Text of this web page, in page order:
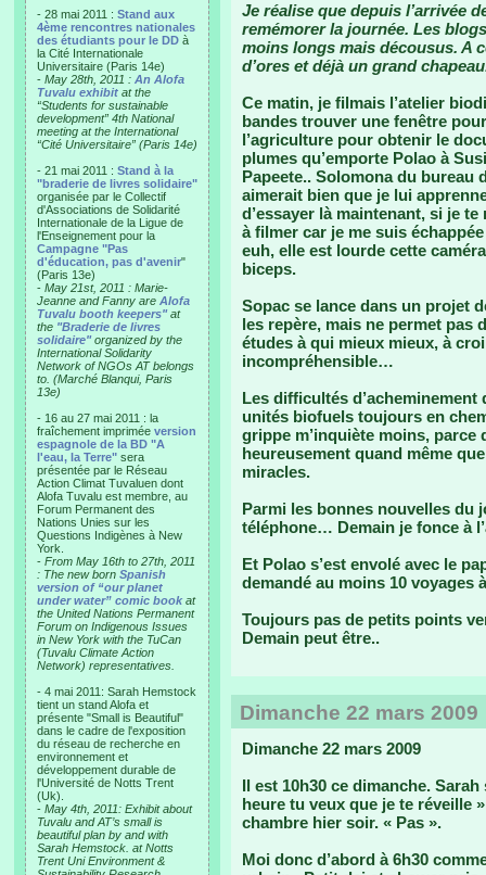
- 28 mai 2011 : Stand aux
4ème rencontres nationales
des étudiants pour le DD à
la Cité Internationale
Universitaire (Paris 14e)
- May 28th, 2011 : An Alofa
Tuvalu exhibit at the
“Students for sustainable
development” 4th National
meeting at the International
“Cité Universitaire” (Paris 14e)
- 21 mai 2011 : Stand à la
"braderie de livres solidaire"
organisée par le Collectif
d'Associations de Solidarité
Internationale de la Ligue de
l'Enseignement pour la
Campagne "Pas
d'éducation, pas d'avenir"
(Paris 13e)
- May 21st, 2011 : Marie-
Jeanne and Fanny are Alofa
Tuvalu booth keepers"at
the "Braderie de livres
solidaire"organized by the
International Solidarity
Network of NGOs AT belongs
to. (Marché Blanqui, Paris
13e)
- 16 au 27 mai 2011 : la
fraîchement imprimée version
espagnole de la BD "A
l'eau, la Terre" sera
présentée par le Réseau
Action Climat Tuvaluen dont
Alofa Tuvalu est membre, au
Forum Permanent des
Nations Unies sur les
Questions Indigènes à New
York.
- From May 16th to 27th, 2011
: The new born Spanish
version of “our planet
under water” comic book at
the United Nations Permanent
Forum on Indigenous Issues
in New York with the TuCan
(Tuvalu Climate Action
Network) representatives.
- 4 mai 2011: Sarah Hemstock
tient un stand Alofa et
présente "Small is Beautiful"
dans le cadre de l'exposition
du réseau de recherche en
environnement et
développement durable de
l'Université de Notts Trent
(Uk).
- May 4th, 2011: Exhibit about
Tuvalu and AT’s small is
beautiful plan by and with
Sarah Hemstock. at Notts
Trent Uni Environment &
Je réalise que depuis l’arrivée
remémorer la journée. Les
moins longs mais décousus. A
d’ores et déjà un grand
Ce matin, je filmais l’atelier
bandes trouver une fenêtre
l’agriculture pour obtenir le
plumes qu’emporte Polao à
Papeete.. Solomona du bureau
aimerait bien que je lui
d’essayer là maintenant, si je
à filmer car je me suis
euh, elle est lourde cette
biceps.
Sopac se lance dans un projet
les repère, mais ne permet pas
études à qui mieux mieux, à
incompréhensible…
Les difficultés
unités biofuels toujours en
grippe m’inquiète moins, parce
heureusement quand même
miracles.
Parmi les bonnes nouvelles du
téléphone… Demain je fonce à
Et Polao s’est envolé avec le
demandé au moins 10 voyages
Toujours pas de petits points
Demain peut être..
Dimanche 22 mars 2009
Dimanche 22 mars 2009
Il est 10h30 ce dimanche.
heure tu veux que je te réveille
chambre hier soir. « Pas ».
Moi donc d’abord à 6h30